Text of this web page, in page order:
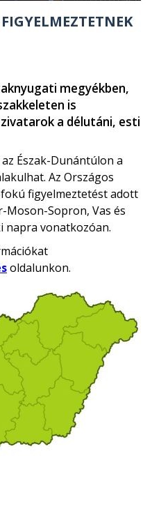
megyékben,
is
a délutáni, esti
Észak-Dunántúlon a
Az Országos
figyelmeztetést adott
Moson-Sopron, Vas és
napra vonatkozóan.
oldalunkon.